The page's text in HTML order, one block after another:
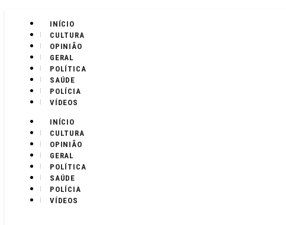
INÍCIO
CULTURA
OPINIÃO
GERAL
POLÍTICA
SAÚDE
POLÍCIA
VÍDEOS
INÍCIO
CULTURA
OPINIÃO
GERAL
POLÍTICA
SAÚDE
POLÍCIA
VÍDEOS